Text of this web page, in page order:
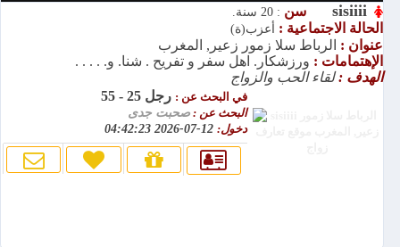
sisiiii سن : 20 سنة.
الحالة الاجتماعية : أعزب(ة)
عنوان : الرباط سلا زمور زعير, المغرب
الإهتمامات : ورزشکار. اهل سفر و تفریح . شنا. و. . . . .
الهدف :لقاء الحب والزواج
في البحث عن : رجل 25 - 55
البحث عن : صحبت جدی
دخول: